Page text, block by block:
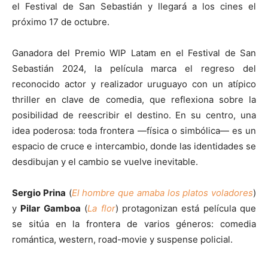
el Festival de San Sebastián y llegará a los cines el
próximo 17 de octubre.
Ganadora del Premio WIP Latam en el Festival de San
Sebastián 2024, la película marca el regreso del
reconocido actor y realizador uruguayo con un atípico
thriller en clave de comedia, que reflexiona sobre la
posibilidad de reescribir el destino. En su centro, una
idea poderosa: toda frontera —física o simbólica— es un
espacio de cruce e intercambio, donde las identidades se
desdibujan y el cambio se vuelve inevitable.
Sergio Prina (El hombre que amaba los platos voladores)
y Pilar Gamboa (La flor) protagonizan está película que
se sitúa en la frontera de varios géneros: comedia
romántica, western, road-movie y suspense policial.